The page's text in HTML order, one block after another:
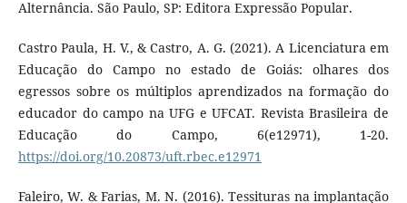
Alternância. São Paulo, SP: Editora Expressão Popular.
Castro Paula, H. V., & Castro, A. G. (2021). A Licenciatura em
Educação do Campo no estado de Goiás: olhares dos
egressos sobre os múltiplos aprendizados na formação do
educador do campo na UFG e UFCAT. Revista Brasileira de
Educação do Campo, 6(e12971), 1-20.
https://doi.org/10.20873/uft.rbec.e12971
Faleiro, W. & Farias, M. N. (2016). Tessituras na implantação